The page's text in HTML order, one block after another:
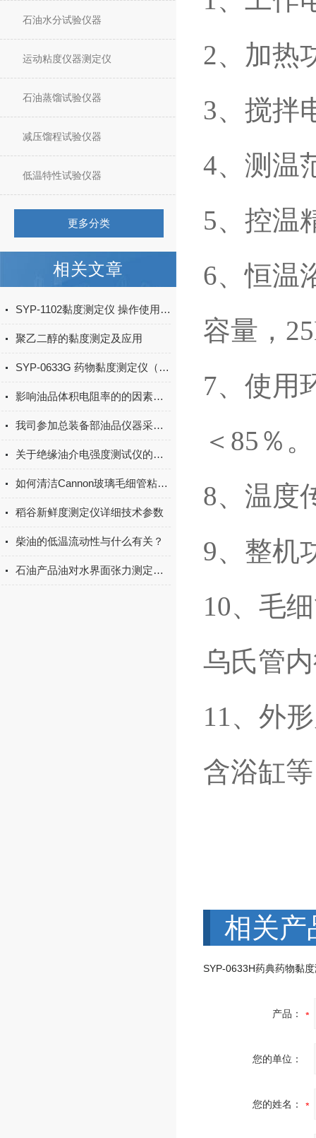
石油水分试验仪器
运动粘度仪器测定仪
石油蒸馏试验仪器
减压馏程试验仪器
低温特性试验仪器
更多分类
相关文章
SYP-1102黏度测定仪 操作使用流程
聚乙二醇的黏度测定及应用
SYP-0633G 药物黏度测定仪（平氏粘度计）使用方法
影响油品体积电阻率的的因素有哪些
我司参加总装备部油品仪器采购并中标
关于绝缘油介电强度测试仪的保养方法尽在本篇
如何清洁Cannon玻璃毛细管粘度计
稻谷新鲜度测定仪详细技术参数
柴油的低温流动性与什么有关？
石油产品油对水界面张力测定法是怎样的
2、加热
3、搅拌
4、测温
5、控温
6、恒温
容量，
7、使用
＜85％。
8、温度
9、整机
10、毛
乌氏管
11、外
含浴缸
相关产
产品：
您的单位：
您的姓名：